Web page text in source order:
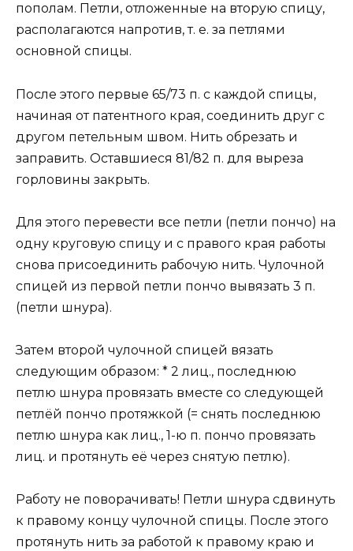
пополам. Петли, отложенные на вторую спицу,
располагаются напротив, т. е. за петлями
основной спицы.
После этого первые 65/73 п. с каждой спицы,
начиная от патентного края, соединить друг с
другом петельным швом. Нить обрезать и
заправить. Оставшиеся 81/82 п. для выреза
горловины закрыть.
Для этого перевести все петли (петли пончо) на
одну круговую спицу и с правого края работы
снова присоединить рабочую нить. Чулочной
спицей из первой петли пончо вывязать 3 п.
(петли шнура).
Затем второй чулочной спицей вязать
следующим образом: * 2 лиц., последнюю
петлю шнура провязать вместе со следующей
петлёй пончо протяжкой (= снять последнюю
петлю шнура как лиц., 1-ю п. пончо провязать
лиц. и протянуть её через снятую петлю).
Работу не поворачивать! Петли шнура сдвинуть
к правому концу чулочной спицы. После этого
протянуть нить за работой к правому краю и